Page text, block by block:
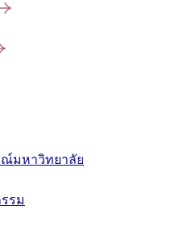
ณ์มหาวิทยาลัย
รม